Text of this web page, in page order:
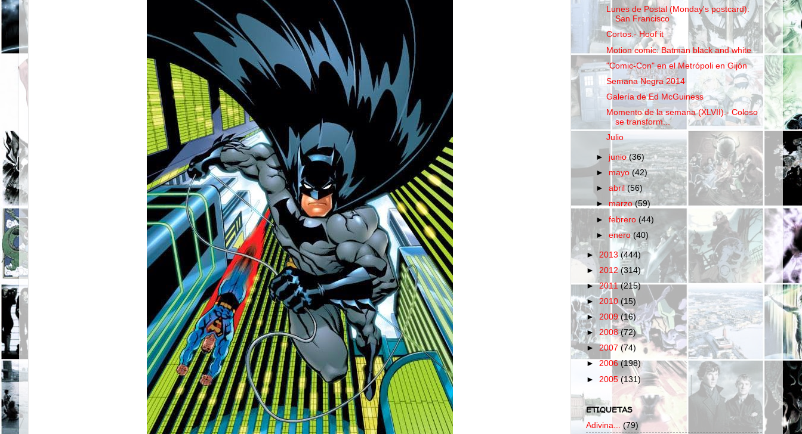
Lunes de Postal (Monday's postcard):
San Francisco
Cortos.- Hoof it
Motion comic: Batman black and white
"Comic-Con" en el Metrópoli en Gijón
Semana Negra 2014
Galería de Ed McGuiness
Momento de la semana (XLVII).- Coloso
se transform...
Julio
► junio(36)
► mayo(42)
►abril(56)
►marzo(59)
►febrero(44)
►enero(40)
► 2013 (444)
► 2012(314)
►2011(215)
►2010 (15)
► 2009(16)
► 2008(72)
► 2007 (74)
► 2006(198)
► 2005(131)
ETIQUETAS
Adivina... (79)